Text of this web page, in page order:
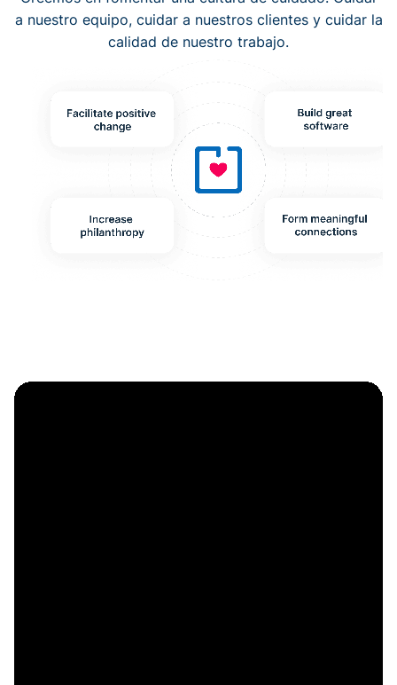
a nuestro equipo, cuidar a nuestros clientes y cuidar la
calidad de nuestro trabajo.